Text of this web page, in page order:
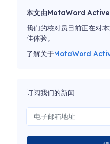
本文由MotaWord Active
我们的校对员目前正在对
佳体验。
了解关于MotaWord
订阅我们的新闻